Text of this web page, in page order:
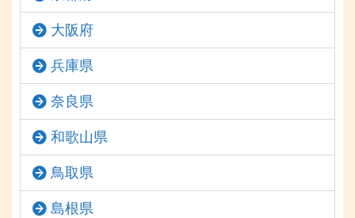
大阪府
兵庫県
奈良県
和歌山県
鳥取県
島根県